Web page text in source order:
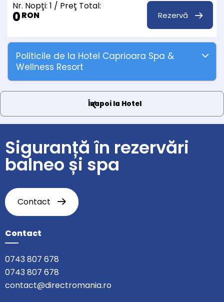
Nr. Nopţi: 1 / Preţ Total:
0RON Rezervă
Politicile de la Hotel Caprioara Spa &
Wellness Resort
Înapoi la Hotel
Siguranță în rezervări
balneo și spa
Contact
Contact
0743 807 678
0743 807 678
contact@directromania.ro